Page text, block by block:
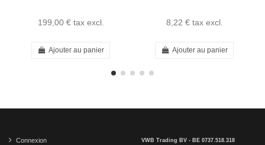
199,00 € tax excl.
Ajouter au panier
8,22 € tax excl.
Ajouter au panier
Connexion
VWB Trading BV - BE 0737.518.318